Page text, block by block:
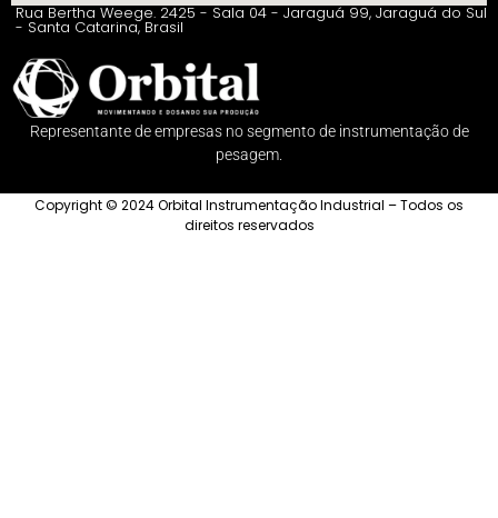
Rua Bertha Weege. 2425 - Sala 04 - Jaraguá 99, Jaraguá do Sul
- Santa Catarina, Brasil
Representante de empresas no segmento de instrumentação de
pesagem.
Copyright © 2024 Orbital Instrumentação Industrial – Todos os
direitos reservados